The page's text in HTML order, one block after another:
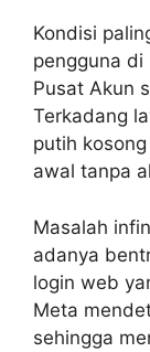
Kondisi
pengguna di
Pusat Akun
Terkadang
putih
awal tanpa
Masalah
adanya
login web
Meta
sehingga